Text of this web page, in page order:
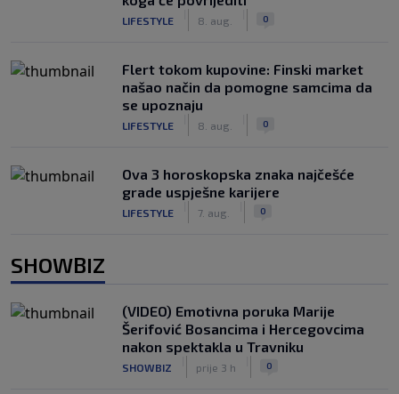
LIFESTYLE 8. aug. 0
Flert tokom kupovine: Finski market
našao način da pomogne samcima da
se upoznaju
LIFESTYLE 8. aug. 0
Ova 3 horoskopska znaka najčešće
grade uspješne karijere
LIFESTYLE 7. aug. 0
SHOWBIZ
(VIDEO) Emotivna poruka Marije
Šerifović Bosancima i Hercegovcima
nakon spektakla u Travniku
SHOWBIZ prije 3 h 0